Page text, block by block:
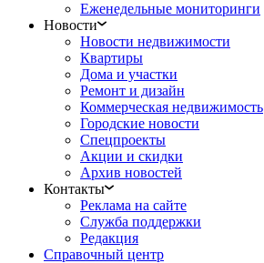
Еженедельные мониторинги
Новости
Новости недвижимости
Квартиры
Дома и участки
Ремонт и дизайн
Коммерческая недвижимость
Городские новости
Спецпроекты
Акции и скидки
Архив новостей
Контакты
Реклама на сайте
Служба поддержки
Редакция
Справочный центр